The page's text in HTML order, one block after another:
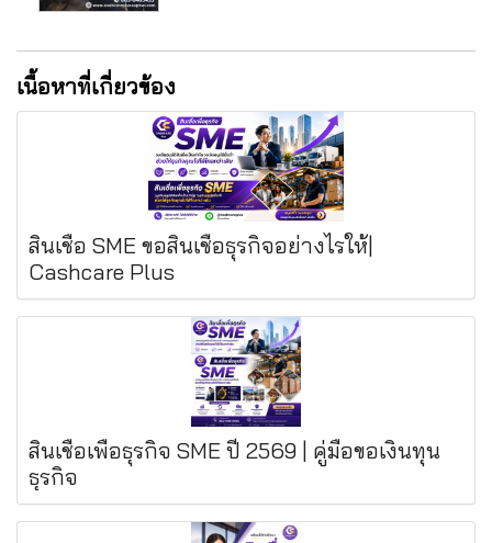
เนื้อหาที่เกี่ยวข้อง
สินเชื่อ SME ขอสินเชื่อธุรกิจอย่างไรให้|
Cashcare Plus
สินเชื่อเพื่อธุรกิจ SME ปี 2569 | คู่มือขอเงินทุน
ธุรกิจ